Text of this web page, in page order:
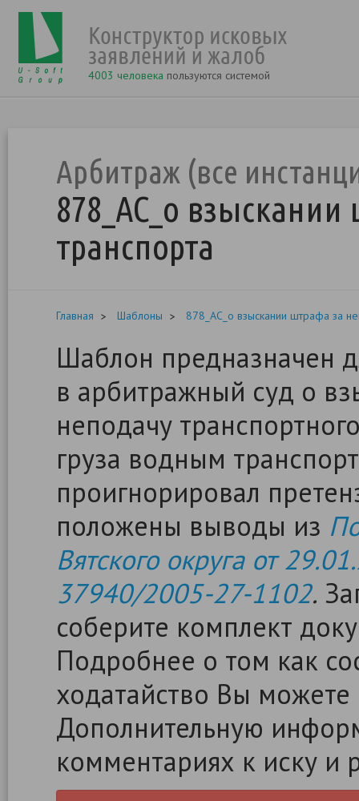
4003 человека пользуются системой
Арбитраж (все
878_АС_о
транспорта
Главная Шаблоны 878_АС_о взыскании штрафа за
Шаблон предназначен
в арбитражный суд о
неподачу
груза водным
проигнорировал
положены выводы из
Вятского округа от
37940/2005-27-1102.
соберите комплект
Подробнее о том как
ходатайство Вы
Дополнительную
комментариях к иску и